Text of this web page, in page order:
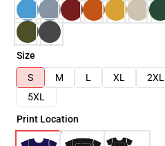
Size
S
M L XL 2XL
5XL
Print Location